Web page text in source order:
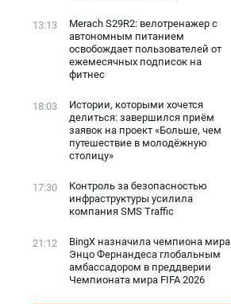
13:13
Merach S29R2: велотренажер с
автономным питанием
освобождает пользователей от
ежемесячных подписок на
фитнес
18:03
Истории, которыми хочется
делиться: завершился приём
заявок на проект «Больше, чем
путешествие в молодёжную
столицу»
17:30
Контроль за безопасностью
инфраструктуры усилила
компания SMS Traffic
21:12
BingX назначила чемпиона мира
Энцо Фернандеса глобальным
амбассадором в преддверии
Чемпионата мира FIFA 2026